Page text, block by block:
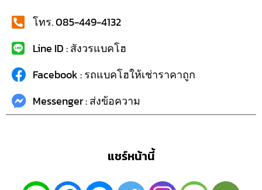
โทร. 085-449-4132
Line ID : สังวรแบคโฮ
Facebook : รถแบคโฮให้เช่าราคาถูก
Messenger : ส่งข้อความ
แชร์หน้านี้